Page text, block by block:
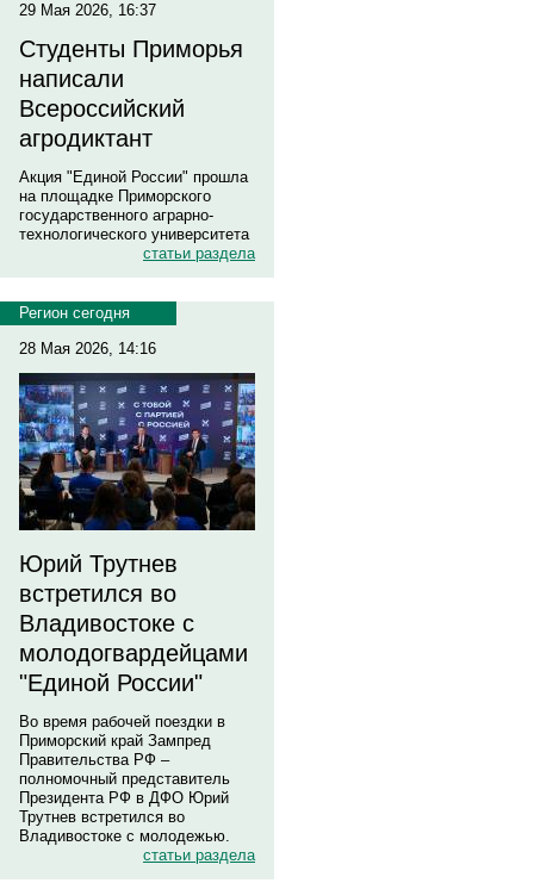
29 Мая 2026, 16:37
Студенты Приморья
написали
Всероссийский
агродиктант
Акция "Единой России" прошла
на площадке Приморского
государственного аграрно-
технологического университета
статьи раздела
Регион сегодня
28 Мая 2026, 14:16
Юрий Трутнев
встретился во
Владивостоке с
молодогвардейцами
"Единой России"
Во время рабочей поездки в
Приморский край Зампред
Правительства РФ –
полномочный представитель
Президента РФ в ДФО Юрий
Трутнев встретился во
Владивостоке с молодежью.
статьи раздела